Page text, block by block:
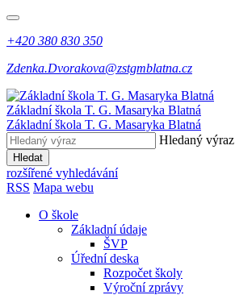
+420 380 830 350
Zdenka.Dvorakova@zstgmblatna.cz
Základní škola T. G. Masaryka Blatná
Základní škola T. G. Masaryka Blatná
Hledaný výraz
Hledat
rozšířené vyhledávání
RSS Mapa webu
O škole
Základní údaje
ŠVP
Úřední deska
Rozpočet školy
Výroční zprávy